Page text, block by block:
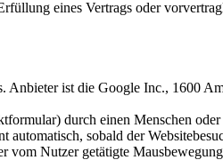
eines Vertrags oder
ist die Google Inc., 1600
durch einen Menschen
sobald der
Nutzer getätigte